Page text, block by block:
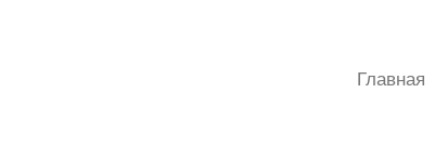
Главная